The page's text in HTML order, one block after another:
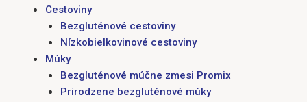
Cestoviny
Bezgluténové cestoviny
Nízkobielkovinové cestoviny
Múky
Bezgluténové múčne zmesi Promix
Prirodzene bezgluténové múky